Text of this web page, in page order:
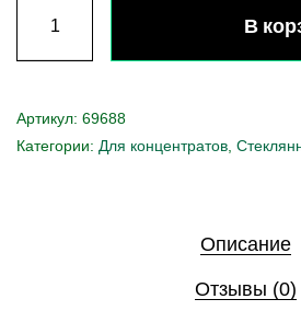
В
Артикул: 69688
Категории: Для концентратов
Описание
Отзывы (0)